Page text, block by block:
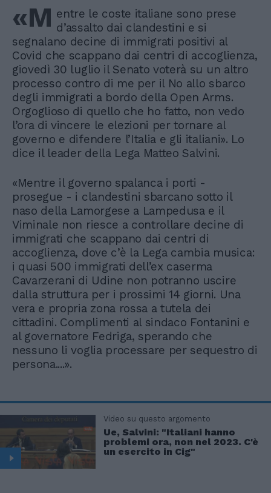
«M entre le coste italiane sono prese
d’assalto dai clandestini e si
segnalano decine di immigrati positivi al
Covid che scappano dai centri di accoglienza,
giovedì 30 luglio il Senato voterà su un altro
processo contro di me per il No allo sbarco
degli immigrati a bordo della Open Arms.
Orgoglioso di quello che ho fatto, non vedo
l’ora di vincere le elezioni per tornare al
governo e difendere l’Italia e gli italiani». Lo
dice il leader della Lega Matteo Salvini.
«Mentre il governo spalanca i porti -
prosegue - i clandestini sbarcano sotto il
naso della Lamorgese a Lampedusa e il
Viminale non riesce a controllare decine di
immigrati che scappano dai centri di
accoglienza, dove c’è la Lega cambia musica:
i quasi 500 immigrati dell’ex caserma
Cavarzerani di Udine non potranno uscire
dalla struttura per i prossimi 14 giorni. Una
vera e propria zona rossa a tutela dei
cittadini. Complimenti al sindaco Fontanini e
al governatore Fedriga, sperando che
nessuno li voglia processare per sequestro di
persona....».
Video su questo argomento
Ue, Salvini: "Italiani hanno
problemi ora, non nel 2023. C'è
un esercito in Cig"